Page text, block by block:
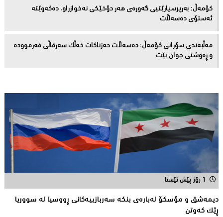
كۆمەڵ: بەرپرسیارێتیی گەورەی هەر دۆخێکی نەخوازراو، دەكەوێتە
ئەستۆی دەسەڵات
مەڵبەندى سۆرانى کۆمەڵ: دەسەڵات حەزناکات خەڵک سەرقاڵى فەرموودە
و ڕەوشتى جوان بێت
1 رۆژ پێش ئێستا
دیمەشق و مۆسكۆ لەبارەی بنكە سەربازییەكانی ڕووسیا لە سووریا
ڕێك كەوتن